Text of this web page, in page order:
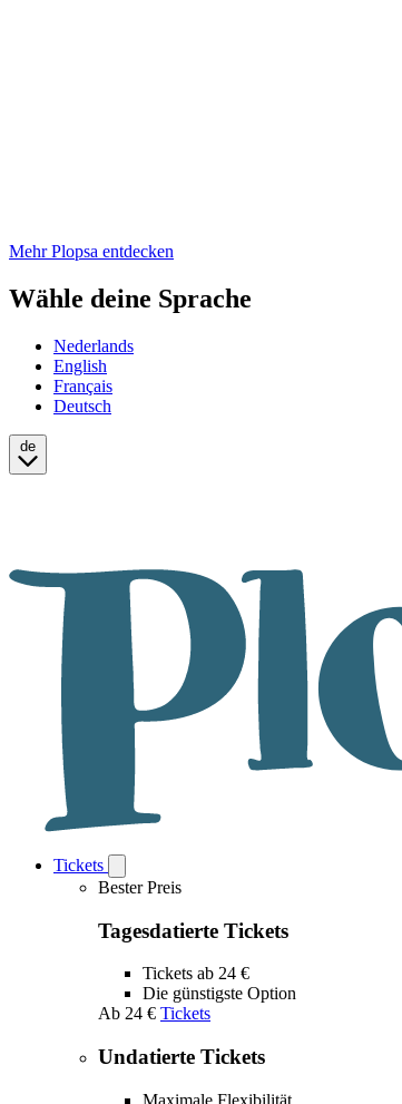
Mehr Plopsa entdecken
Wähle deine Sprache
Nederlands
English
Français
Deutsch
de
Tickets
Tickets
Bester Preis
Tagesdatierte Tickets
Tickets ab 24 €
Die günstigste Option
Ab 24 € Tickets
Undatierte Tickets
Maximale Flexibilität